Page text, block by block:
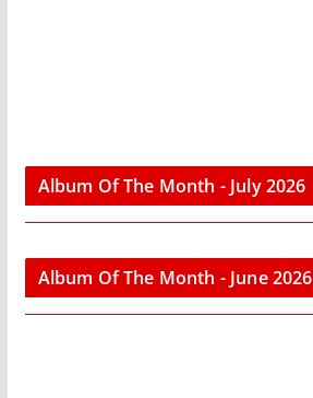
Album Of The Month - July 2026
Album Of The Month - June 2026